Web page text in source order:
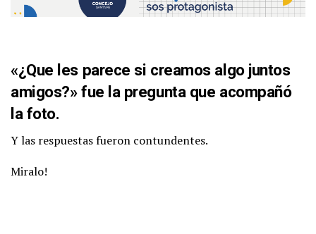
«¿Que les parece si creamos algo juntos
amigos?» fue la pregunta que acompañó
la foto.
Y las respuestas fueron contundentes.
Miralo!